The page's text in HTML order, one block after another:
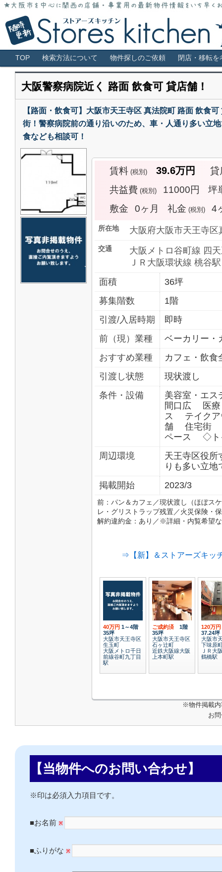
大阪 貸店舗 居抜き物件 スケルトン 飲
大阪市全域・キタ・ミナミ・アメ村・福島・堀江・新町などの貸店舗情報
メインメニュー
TOP 検索方法について 物件探しのご依頼 閉店・移転
大阪警察病院近く 路面 飲食可 貸店舗！
【路面・飲食可】大阪市天王寺区 真法院町 路面 飲食
街！警察病院前の通り沿いのため、車・人通り多い立
食なども相談可！
賃料(税別) 39.6万円
貸
共益費 (税別) 11000円
坪
敷金
0ヶ月 礼金 (税別) 4
所在地 大阪府大阪市天王寺区
交通
大阪メトロ谷町線 四
ＪＲ大阪環状線 桃谷
面積
36坪
募集階数
1階
引渡/入居時期
即時
前（現）業種
ベーカリー・
おすすめ業種
カフェ・飲食
引渡し状態
現状渡し
条件・設備
美容室・
間口広 医
ス テイク
舗 住宅街
ペース ◇ト
周辺環境
天王寺区役所
りも多い立地
掲載開始
2023/3
前：パン＆カフェ／現状渡し（ほぼス
レ・グリストラップ残置／火災保険・
解約違約金：あり／※詳細・内覧希望
⇒【新】＆ストアーズキッ
40万円 1～4階
35坪
大阪市天王寺区
生玉町
大阪メトロ千日
前線谷町九丁目
駅
ご成約済 1階
35坪
大阪市天王寺区
石ヶ辻町
近鉄大阪線大阪
上本町駅
120万円
37.24坪
大阪市
下味原
ＪＲ大
鶴橋駅
※物件掲載内
お
【当物件へのお問い合わせ】
※印は必須入力項目です。
■お名前 ※
■ふりがな ※